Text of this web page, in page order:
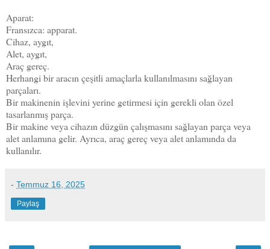
Aparat:
Fransızca: apparat.
Cihaz, aygıt,
Alet, aygıt,
Araç gereç.
Herhangi bir aracın çeşitli amaçlarla kullanılmasını sağlayan
parçaları.
Bir makinenin işlevini yerine getirmesi için gerekli olan özel
tasarlanmış parça.
Bir makine veya cihazın düzgün çalışmasını sağlayan parça veya
alet anlamına gelir. Ayrıca, araç gereç veya alet anlamında da
kullanılır.
- Temmuz 16, 2025
Paylaş